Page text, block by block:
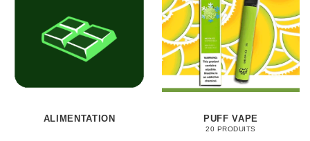
ALIMENTATION PUFF VAPE
20 PRODUITS